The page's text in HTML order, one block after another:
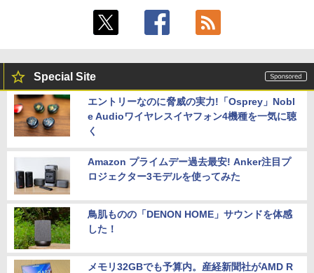
Special Site
エントリーなのに脅威の実力!「Osprey」Nobl
e Audioワイヤレスイヤフォン4機種を一気に聴
く
Amazon プライムデー過去最安! Anker注目プ
ロジェクター3モデルを使ってみた
鳥肌ものの「DENON HOME」サウンドを体感
した！
メモリ32GBでも予算内。産経新聞社がAMD R